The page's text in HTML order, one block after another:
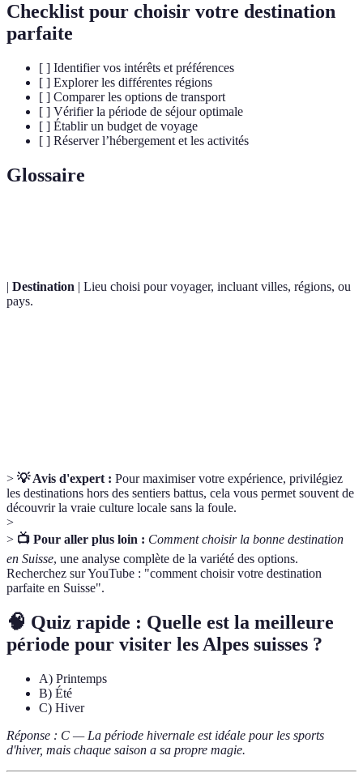
Checklist pour choisir votre destination
parfaite
[ ] Identifier vos intérêts et préférences
[ ] Explorer les différentes régions
[ ] Comparer les options de transport
[ ] Vérifier la période de séjour optimale
[ ] Établir un budget de voyage
[ ] Réserver l’hébergement et les activités
Glossaire
| Destination | Lieu choisi pour voyager, incluant villes, régions, ou
pays.
> 💡 Avis d'expert : Pour maximiser votre expérience, privilégiez
les destinations hors des sentiers battus, cela vous permet souvent de
découvrir la vraie culture locale sans la foule.
>
> 📺 Pour aller plus loin : Comment choisir la bonne destination
en Suisse, une analyse complète de la variété des options.
Recherchez sur YouTube : "comment choisir votre destination
parfaite en Suisse".
🧠 Quiz rapide : Quelle est la meilleure
période pour visiter les Alpes suisses ?
A) Printemps
B) Été
C) Hiver
Réponse : C — La période hivernale est idéale pour les sports
d'hiver, mais chaque saison a sa propre magie.